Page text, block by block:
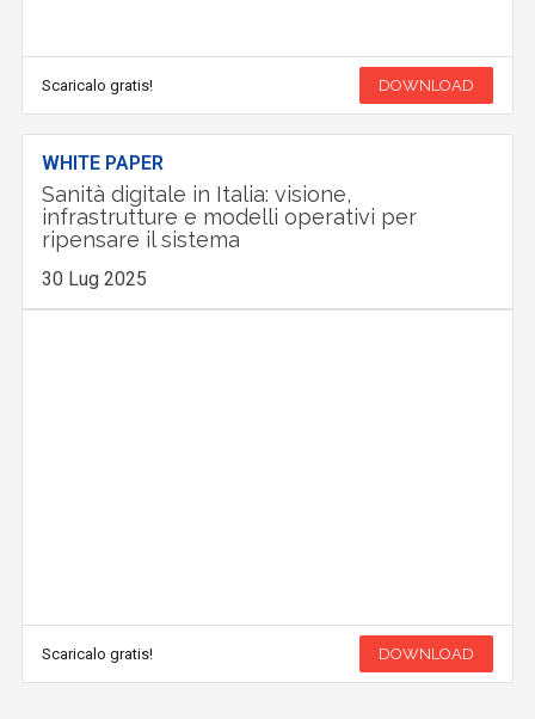
Scaricalo gratis! DOWNLOAD
WHITE PAPER
Sanità digitale in Italia: visione,
infrastrutture e modelli operativi per
ripensare il sistema
30 Lug 2025
Scaricalo gratis! DOWNLOAD